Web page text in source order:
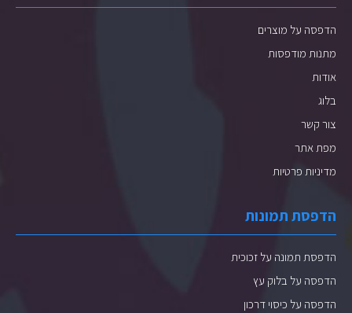
הדפסה על מוצרים
מתנות מודפסות
אודות
בלוג
צור קשר
מפת אתר
מדיניות פרטיות
הדפסת תמונות
הדפסת תמונה על זכוכית
הדפסה על בלוק עץ
הדפסה על כיסוי דרכון